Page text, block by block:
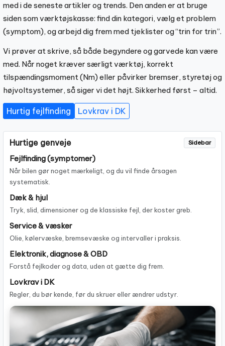
med i de seneste artikler og trends. Den anden er at bruge
siden som værktøjskasse: find din kategori, vælg et problem
(symptom), og arbejd dig frem med tjeklister og “trin for trin”.
Vi prøver at skrive, så både begyndere og garvede kan være
med. Når noget kræver særligt værktøj, korrekt
tilspændingsmoment (Nm) eller påvirker bremser, styretøj og
højvoltsystemer, så siger vi det højt. Sikkerhed først – altid.
Hurtig fejlfinding Lovkrav i DK
Hurtige genveje Sidebar
Fejlfinding (symptomer)
Når bilen gør noget mærkeligt, og du vil finde årsagen
systematisk.
Dæk & hjul
Tryk, slid, dimensioner og de klassiske fejl, der koster greb.
Service & væsker
Olie, kølervæske, bremsevæske og intervaller i praksis.
Elektronik, diagnose & OBD
Forstå fejlkoder og data, uden at gætte dig frem.
Lovkrav i DK
Regler, du bør kende, før du skruer eller ændrer udstyr.